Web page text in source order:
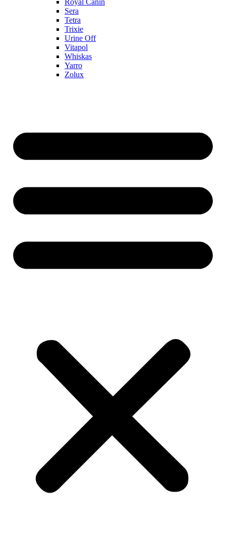
Royal Canin
Sera
Tetra
Trixie
Urine Off
Vitapol
Whiskas
Yarro
Zolux